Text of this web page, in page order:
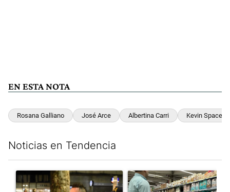
EN ESTA NOTA
Rosana Galliano José Arce Albertina Carri Kevin Spacey
Noticias en Tendencia
Un artículo de tendencia con el título "La violencia sigue en
Un artículo de tendencia con